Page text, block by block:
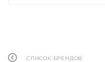
СПИСОК БРЕНДОВ